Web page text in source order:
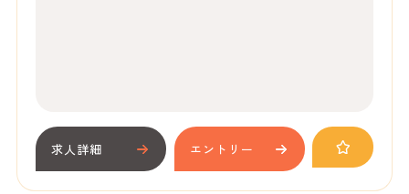
求人詳細 エントリー